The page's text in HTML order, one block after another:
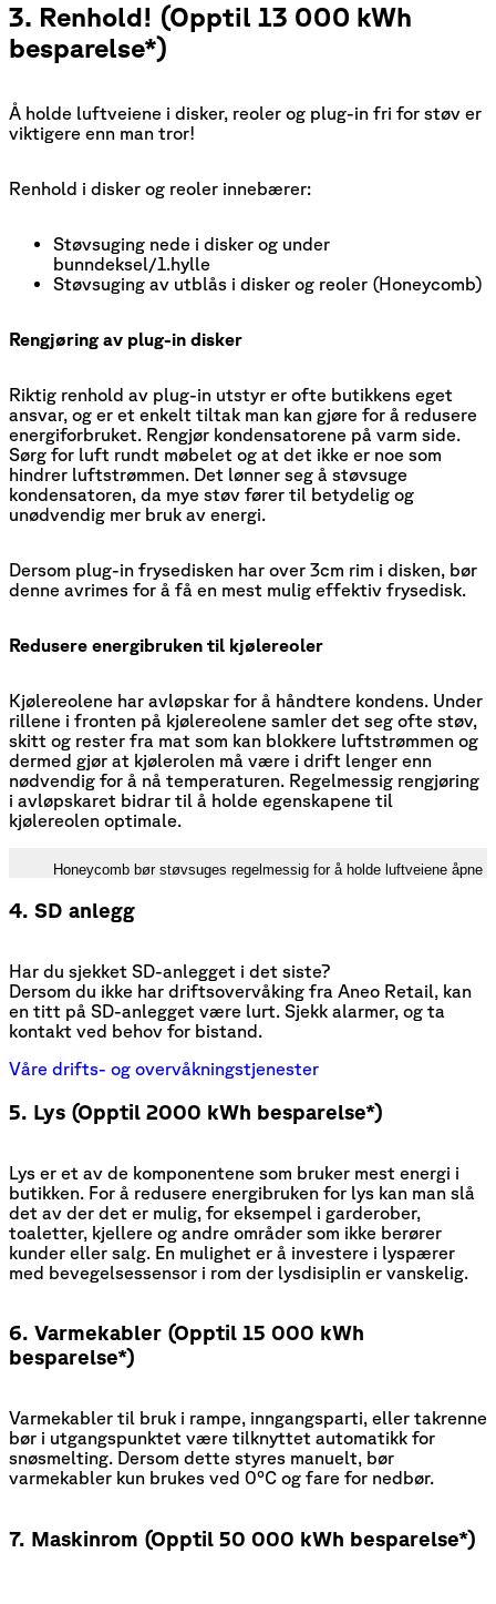
3. Renhold! (Opptil 13 000 kWh
besparelse*)
Å holde luftveiene i disker, reoler og plug-in fri for støv er
viktigere enn man tror!
Renhold i disker og reoler innebærer:
Støvsuging nede i disker og under
bunndeksel/1.hylle
Støvsuging av utblås i disker og reoler (Honeycomb)
Rengjøring av plug-in disker
Riktig renhold av plug-in utstyr er ofte butikkens eget
ansvar, og er et enkelt tiltak man kan gjøre for å redusere
energiforbruket. Rengjør kondensatorene på varm side.
Sørg for luft rundt møbelet og at det ikke er noe som
hindrer luftstrømmen. Det lønner seg å støvsuge
kondensatoren, da mye støv fører til betydelig og
unødvendig mer bruk av energi.
Dersom plug-in frysedisken har over 3cm rim i disken, bør
denne avrimes for å få en mest mulig effektiv frysedisk.
Redusere energibruken til kjølereoler
Kjølereolene har avløpskar for å håndtere kondens. Under
rillene i fronten på kjølereolene samler det seg ofte støv,
skitt og rester fra mat som kan blokkere luftstrømmen og
dermed gjør at kjølerolen må være i drift lenger enn
nødvendig for å nå temperaturen. Regelmessig rengjøring
i avløpskaret bidrar til å holde egenskapene til
kjølereolen optimale.
Honeycomb bør støvsuges regelmessig for å holde luftveiene åpne
4. SD anlegg
Har du sjekket SD-anlegget i det siste?
Dersom du ikke har driftsovervåking fra Aneo Retail, kan
en titt på SD-anlegget være lurt. Sjekk alarmer, og ta
kontakt ved behov for bistand.
Våre drifts- og overvåkningstjenester
5. Lys (Opptil 2000 kWh besparelse*)
Lys er et av de komponentene som bruker mest energi i
butikken. For å redusere energibruken for lys kan man slå
det av der det er mulig, for eksempel i garderober,
toaletter, kjellere og andre områder som ikke berører
kunder eller salg. En mulighet er å investere i lyspærer
med bevegelsessensor i rom der lysdisiplin er vanskelig.
6. Varmekabler (Opptil 15 000 kWh
besparelse*)
Varmekabler til bruk i rampe, inngangsparti, eller takrenne
bør i utgangspunktet være tilknyttet automatikk for
snøsmelting. Dersom dette styres manuelt, bør
varmekabler kun brukes ved 0°C og fare for nedbør.
7. Maskinrom (Opptil 50 000 kWh besparelse*)